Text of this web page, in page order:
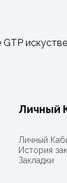
Личный
Личный
История
Закладки